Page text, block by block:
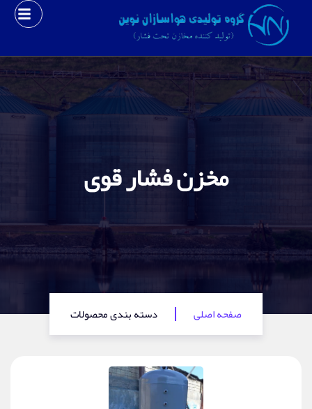
مخزن فشار قوی
دسته بندی محصولات صفحه اصلی